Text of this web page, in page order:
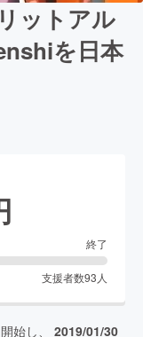
ットアル
を日本
終了
支援者数93 人
始し、 2019/01/30